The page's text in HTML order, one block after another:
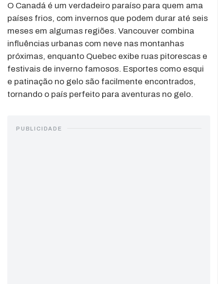
O Canadá é um verdadeiro paraíso para quem ama
países frios, com invernos que podem durar até seis
meses em algumas regiões. Vancouver combina
influências urbanas com neve nas montanhas
próximas, enquanto Quebec exibe ruas pitorescas e
festivais de inverno famosos. Esportes como esqui
e patinação no gelo são facilmente encontrados,
tornando o país perfeito para aventuras no gelo.
PUBLICIDADE